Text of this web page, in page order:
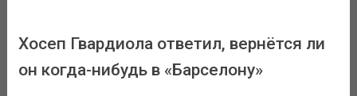
Хосеп Гвардиола ответил, вернётся ли
он когда-нибудь в «Барселону»